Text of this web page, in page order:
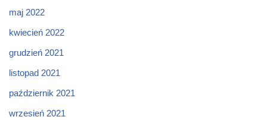
maj 2022
kwiecień 2022
grudzień 2021
listopad 2021
październik 2021
wrzesień 2021